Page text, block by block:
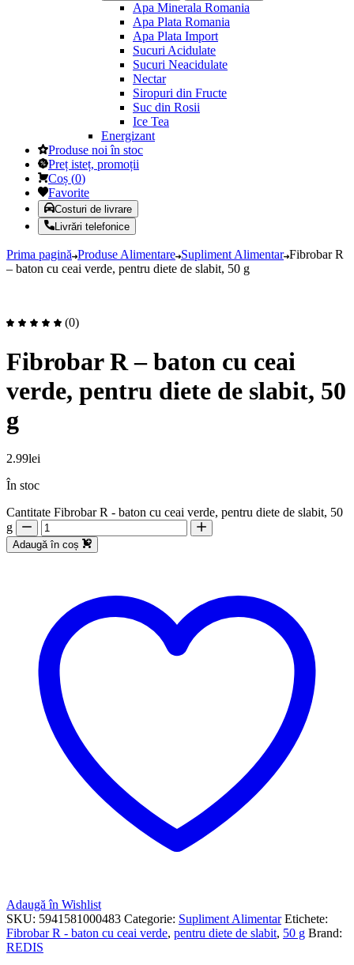
Apa Minerala Romania
Apa Plata Romania
Apa Plata Import
Sucuri Acidulate
Sucuri Neacidulate
Nectar
Siropuri din Fructe
Suc din Rosii
Ice Tea
Energizant
Produse noi în stoc
Preț isteț, promoții
Coș (0)
Favorite
Costuri de livrare
Livrări telefonice
Prima pagină Produse Alimentare Supliment Alimentar Fibrobar R
– baton cu ceai verde, pentru diete de slabit, 50 g
(0)
Fibrobar R – baton cu ceai
verde, pentru diete de slabit, 50
g
2.99lei
În stoc
Cantitate Fibrobar R - baton cu ceai verde, pentru diete de slabit, 50
g
Adaugă în coș
Adaugă în Wishlist
SKU: 5941581000483 Categorie: Supliment Alimentar Etichete:
Fibrobar R - baton cu ceai verde, pentru diete de slabit, 50 g Brand:
REDIS